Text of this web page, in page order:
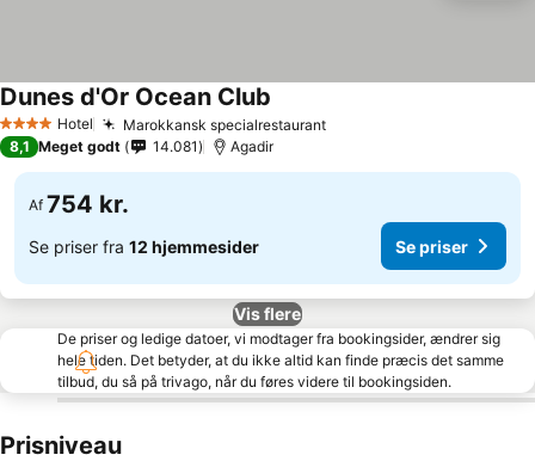
4 StjernerHotel Marokkansk specialrestaurant
Dunes d'Or Ocean Club
8,1 Meget godt 14.081 Agadir
Af 754 kr.
Se priser fra 12 hjemmesider Se priser
Vis flere
De priser og ledige datoer, vi modtager fra bookingsider, ændrer sig
hele tiden. Det betyder, at du ikke altid kan finde præcis det samme
tilbud, du så på trivago, når du føres videre til bookingsiden.
Prisniveau